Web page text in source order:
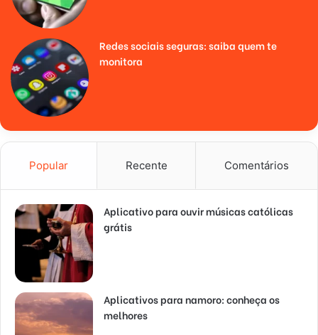
Redes sociais seguras: saiba quem te
monitora
Popular Recente Comentários
Aplicativo para ouvir músicas católicas
grátis
Aplicativos para namoro: conheça os
melhores